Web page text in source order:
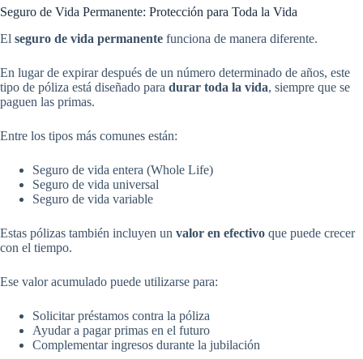
Seguro de Vida Permanente: Protección para Toda la Vida
El seguro de vida permanente funciona de manera diferente.
En lugar de expirar después de un número determinado de años, este
tipo de póliza está diseñado para durar toda la vida, siempre que se
paguen las primas.
Entre los tipos más comunes están:
Seguro de vida entera (Whole Life)
Seguro de vida universal
Seguro de vida variable
Estas pólizas también incluyen un valor en efectivo que puede crecer
con el tiempo.
Ese valor acumulado puede utilizarse para:
Solicitar préstamos contra la póliza
Ayudar a pagar primas en el futuro
Complementar ingresos durante la jubilación